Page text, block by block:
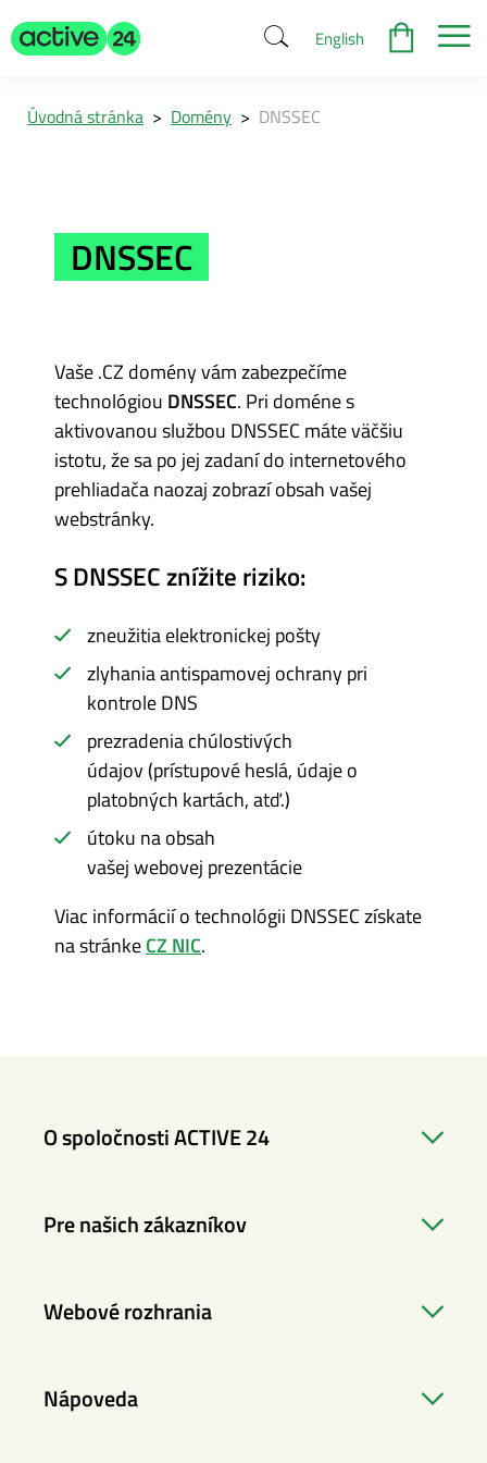
English
Úvodná stránka > Domény > DNSSEC
DNSSEC
Vaše .CZ domény vám zabezpečíme
technológiou DNSSEC. Pri doméne s
aktivovanou službou DNSSEC máte väčšiu
istotu, že sa po jej zadaní do internetového
prehliadača naozaj zobrazí obsah vašej
webstránky.
S DNSSEC znížite riziko:
zneužitia elektronickej pošty
zlyhania antispamovej ochrany pri
kontrole DNS
prezradenia chúlostivých
údajov (prístupové heslá, údaje o
platobných kartách, atď.)
útoku na obsah
vašej webovej prezentácie
Viac informácií o technológii DNSSEC získate
na stránkeCZ NIC.
O spoločnosti ACTIVE 24
Pre našich zákazníkov
Webové rozhrania
Nápoveda